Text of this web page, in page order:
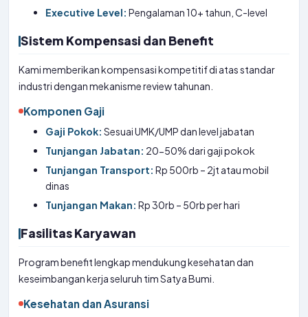
Executive Level: Pengalaman 10+ tahun, C-level
Sistem Kompensasi dan Benefit
Kami memberikan kompensasi kompetitif di atas standar
industri dengan mekanisme review tahunan.
Komponen Gaji
Gaji Pokok: Sesuai UMK/UMP dan level jabatan
Tunjangan Jabatan: 20-50% dari gaji pokok
Tunjangan Transport: Rp 500rb – 2jt atau mobil
dinas
Tunjangan Makan: Rp 30rb – 50rb per hari
Fasilitas Karyawan
Program benefit lengkap mendukung kesehatan dan
keseimbangan kerja seluruh tim Satya Bumi.
Kesehatan dan Asuransi